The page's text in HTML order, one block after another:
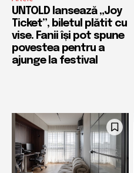
UNTOLD lansează „Joy
Ticket”, biletul plătit cu
vise. Fanii își pot spune
povestea pentru a
ajunge la festival